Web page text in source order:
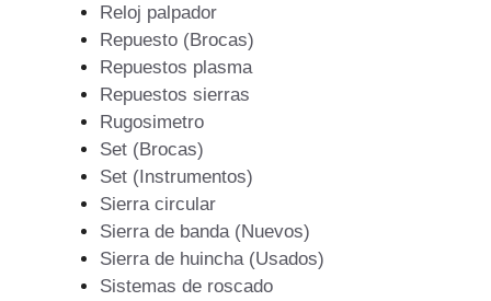
Reloj palpador
Repuesto (Brocas)
Repuestos plasma
Repuestos sierras
Rugosimetro
Set (Brocas)
Set (Instrumentos)
Sierra circular
Sierra de banda (Nuevos)
Sierra de huincha (Usados)
Sistemas de roscado